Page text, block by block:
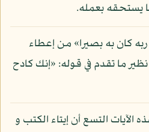
يستحقه بعمله.
كان به بصيرا» من إعطاء
ما تقدم في قوله: «إنك كادح
التسع أن إيتاء الكتب و